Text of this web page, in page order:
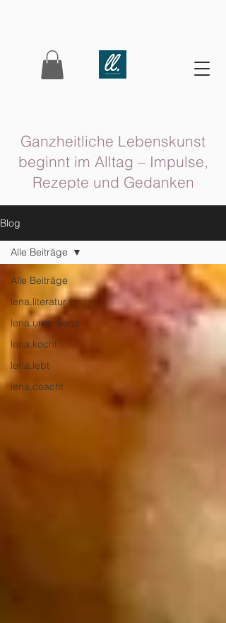
Ganzheitliche Lebenskunst
beginnt im Alltag – Impulse,
Rezepte und Gedanken
Blog
Alle Beiträge
lena.literatur
lena.unterwegs
lena.kocht
lena.lebt
lena.coacht
Alle Beiträge